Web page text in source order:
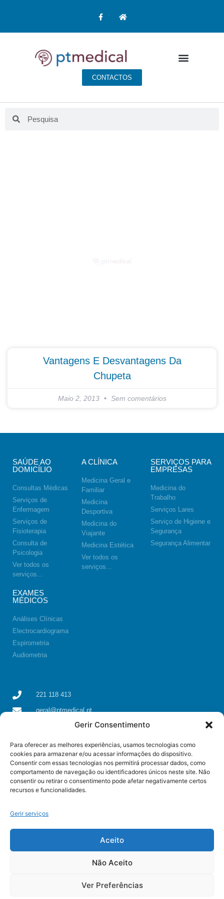
Gerir Consentimento
Para oferecer as melhores experiências, usamos tecnologias como
cookies para armazenar e/ou acessar informações do dispositivo.
Consentir com essas tecnologias nos permitirá processar dados, como
comportamento de navegação ou identificadores únicos neste site. Não
consentir ou retirar o consentimento pode afetar negativamente certos
recursos e funcionalidades.
Gerir serviços
Aceito
Não Aceito
Ver Preferências
CONTACTOS
Vantagens E Desvantagens Da
Chupeta
Maio 2, 2013 Sem comentários
SAÚDE AO
DOMICÍLIO
Consultas Médicas
Serviços de
Enfermagem
Serviços de
Fisioterapia
Consulta de
Psicologia
Ver todos os
serviços...
A CLÍNICA
Medicina Geral e
Familiar
Medicina
Desportiva
Medicina do
Viajante
Medicina Estética
Ver todos os
serviços...
SERVIÇOS PARA
EMPRESAS
Medicina do
Trabalho
Serviços Lares
Serviço de Higiene e
Segurança
Segurança Alimentar
EXAMES
MÉDICOS
Análises Clínicas
Electrocardiograma
Espirometria
Audiometria
221 118 413
geral@ptmedical.pt
Rua dos Coriscos 39, 4425-051 Águas Santas, Maia